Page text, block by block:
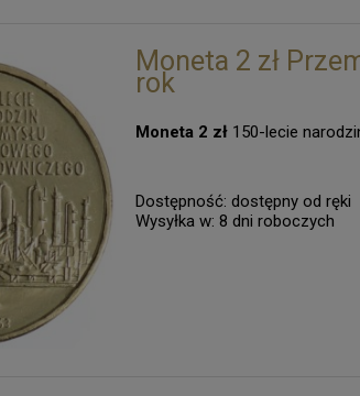
Moneta 2 zł
rok
Moneta 2 zł 150-lecie
Dostępność: dostępny od ręki
Wysyłka w: 8 dni roboczych